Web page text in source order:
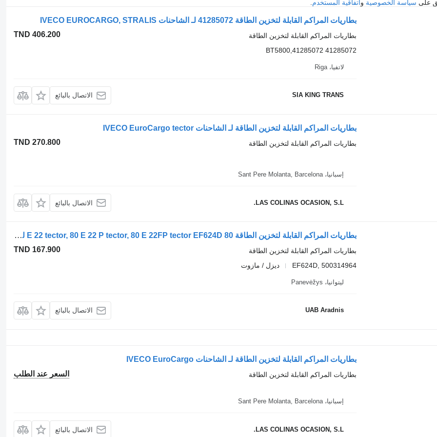
على سياسة الخصوصية و اتفاقية المستخدم
بطاريات المراكم القابلة لتخزين الطاقة 41285072 لـ الشاحنات IVECO EUROCARGO, STRALIS
TND 406.200
بطاريات المراكم القابلة لتخزين الطاقة
41285072 41285072,BT5800
لاتفيا، Riga
SIA KING TRANS الاتصال بالبائع
بطاريات المراكم القابلة لتخزين الطاقة لـ الشاحنات IVECO EuroCargo tector
TND 270.800
بطاريات المراكم القابلة لتخزين الطاقة
إسبانيا، Sant Pere Molanta, Barcelona
LAS COLINAS OCASION, S.L. الاتصال بالبائع
بطاريات المراكم القابلة لتخزين الطاقة 80 E 22 tector, 80 E 22 P tector, 80 E 22FP tector EF624D لـ الشاحنات IVECO EuroCargo I-III
TND 167.900
بطاريات المراكم القابلة لتخزين الطاقة
EF624D, 500314964
ديزل / مازوت
ليتوانيا، Panevėžys
UAB Aradnis الاتصال بالبائع
بطاريات المراكم القابلة لتخزين الطاقة لـ الشاحنات IVECO EuroCargo
السعر عند الطلب
بطاريات المراكم القابلة لتخزين الطاقة
إسبانيا، Sant Pere Molanta, Barcelona
LAS COLINAS OCASION, S.L. الاتصال بالبائع